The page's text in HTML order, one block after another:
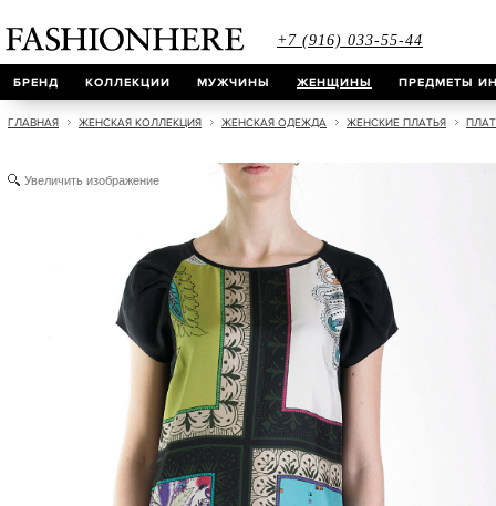
+7 (916) 033-55-44
БРЕНД КОЛЛЕКЦИИ МУЖЧИНЫ ЖЕНЩИНЫ ПРЕДМЕТЫ
ГЛАВНАЯ ЖЕНСКАЯ КОЛЛЕКЦИЯ ЖЕНСКАЯ ОДЕЖДА ЖЕНСКИЕ ПЛАТЬЯ
Увеличить изображение